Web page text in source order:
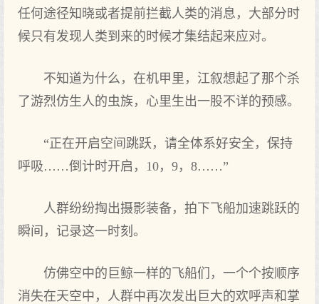
任何途径知晓或者提前拦截人类的消息，大部分时
候只有发现人类到来的时候才集结起来应对。
不知道为什么，在机甲里，江叙想起了那个杀
了游烈仿生人的虫族，心里生出一股不详的预感。
“正在开启空间跳跃，请全体系好安全，保持
呼吸……倒计时开启，10，9，8……”
人群纷纷掏出摄影装备，拍下飞船加速跳跃的
瞬间，记录这一时刻。
仿佛空中的巨鲸一样的飞船们，一个个按顺序
消失在天空中，人群中再次发出巨大的欢呼声和掌